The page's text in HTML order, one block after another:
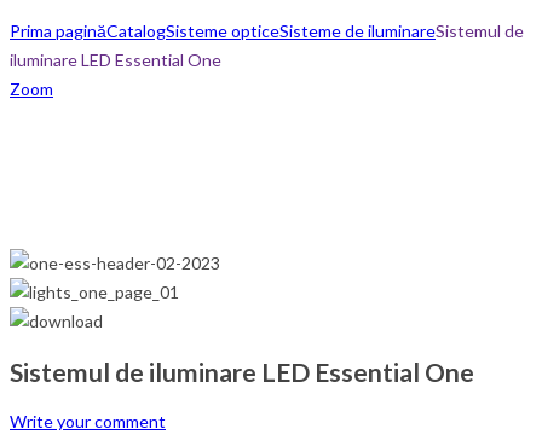
Prima paginăCatalogSisteme opticeSisteme de iluminareSistemul de
iluminare LED Essential One
Zoom
Sistemul de iluminare LED Essential One
Write your comment